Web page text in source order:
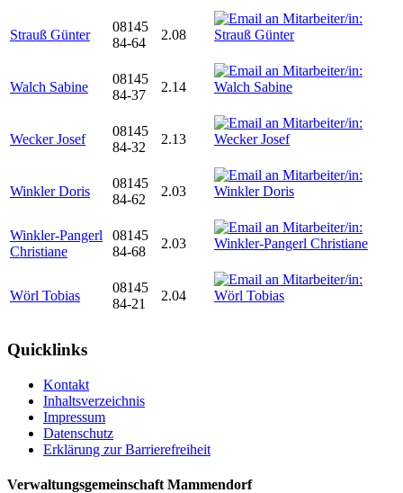
Strauß Günter
08145
84-64
2.08
Walch Sabine
08145
84-37
2.14
Wecker Josef
08145
84-32
2.13
Winkler Doris
08145
84-62
2.03
Winkler-Pangerl
Christiane
08145
84-68
2.03
Wörl Tobias
08145
84-21
2.04
Quicklinks
Kontakt
Inhaltsverzeichnis
Impressum
Datenschutz
Erklärung zur Barrierefreiheit
Verwaltungsgemeinschaft Mammendorf